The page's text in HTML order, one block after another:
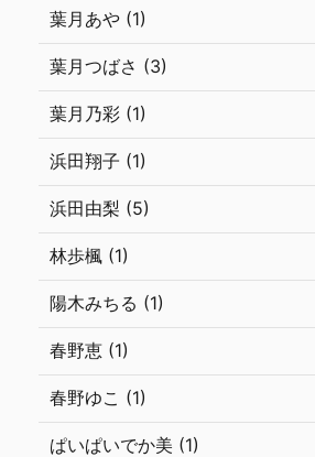
葉月あや (1)
葉月つばさ (3)
葉月乃彩 (1)
浜田翔子 (1)
浜田由梨 (5)
林歩楓 (1)
陽木みちる (1)
春野恵 (1)
春野ゆこ (1)
ぱいぱいでか美 (1)